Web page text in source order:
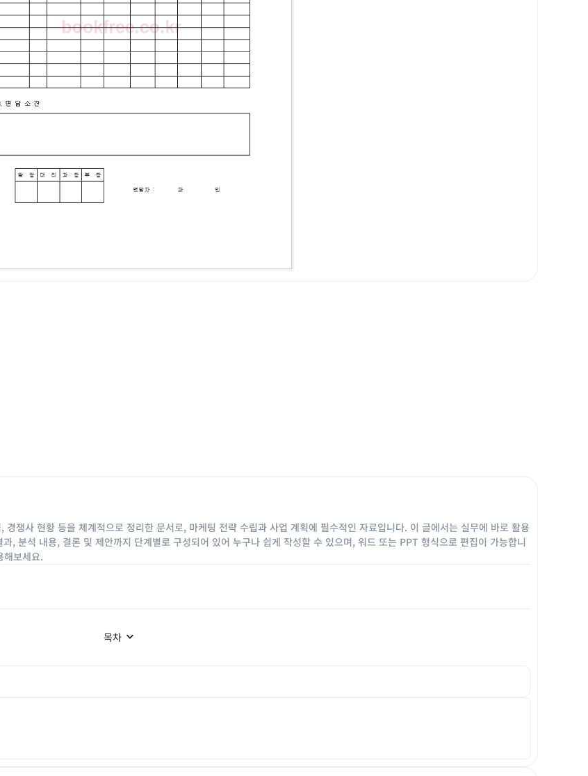
쟁사 현황 등을 체계적으로 정리한 문서로, 마케팅 전략 수립과 사업 계획에 필수적인 자료입니다. 이 글에서는 실무에 바로 활용
, 분석 내용, 결론 및 제안까지 단계별로 구성되어 있어 누구나 쉽게 작성할 수 있으며, 워드 또는 PPT 형식으로 편집이 가능합니
해보세요.
목차